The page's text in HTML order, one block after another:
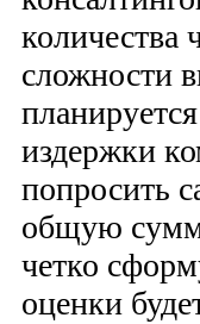
количества
сложности
издержки
попросить
общую
четко
оценки